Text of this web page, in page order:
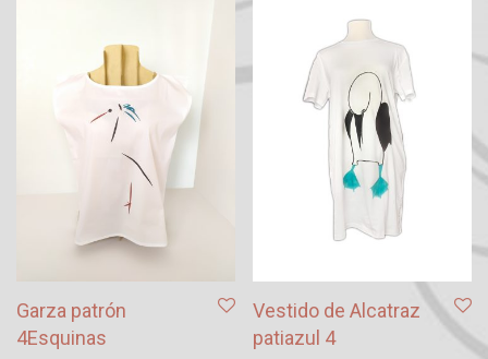
Garza patrón
4Esquinas
Vestido de Alcatraz
patiazul 4